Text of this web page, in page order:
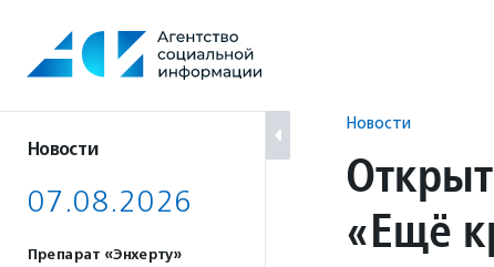
содержанию
Новости
07.08.2026
Препарат «Энхерту»
Новости
«Ещё